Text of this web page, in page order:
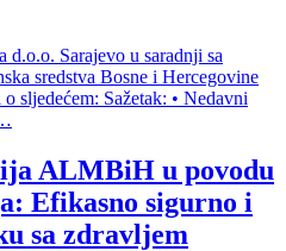
Sarajevo u saradnji sa
sredstva Bosne i Hercegovine
Sažetak: • Nedavni
ALMBiH u povodu
Efikasno sigurno i
sa zdravljem